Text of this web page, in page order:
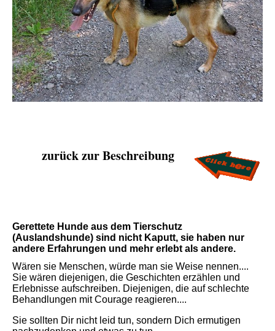
zurück zur Beschreibung
Gerettete Hunde aus dem Tierschutz
(Auslandshunde) sind nicht Kaputt, sie haben nur
andere Erfahrungen und mehr erlebt als andere.
Wären sie Menschen, würde man sie Weise nennen....
Sie wären diejenigen, die Geschichten erzählen und
Erlebnisse aufschreiben. Diejenigen, die auf schlechte
Behandlungen mit Courage reagieren....
Sie sollten Dir nicht leid tun, sondern Dich ermutigen